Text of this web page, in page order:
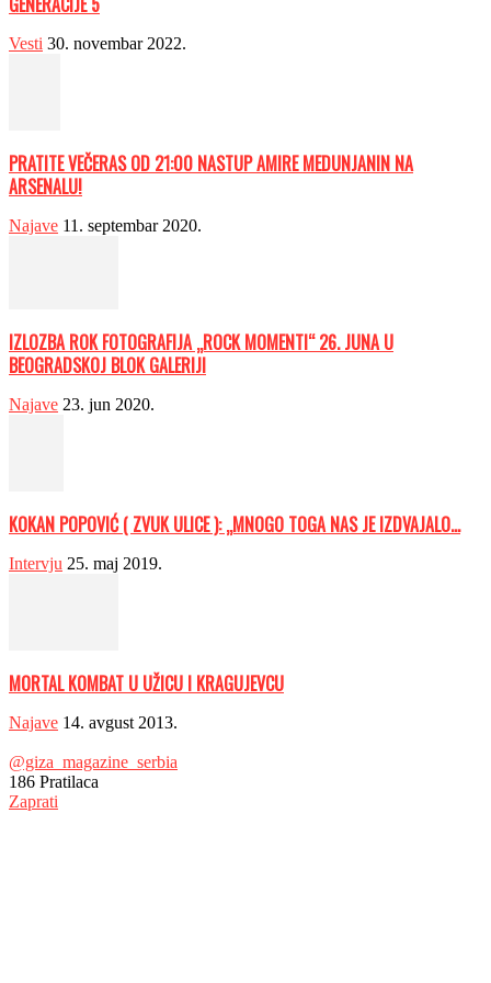
Vesti 30. novembar 2022.
PRATITE VEČERAS OD 21:00 NASTUP AMIRE MEDUNJANIN NA
ARSENALU!
Najave 11. septembar 2020.
IZLOZBA ROK FOTOGRAFIJA „ROCK MOMENTI“ 26. JUNA U
BEOGRADSKOJ BLOK GALERIJI
Najave 23. jun 2020.
KOKAN POPOVIĆ ( ZVUK ULICE ): „MNOGO TOGA NAS JE IZDVAJALO...
Intervju 25. maj 2019.
MORTAL KOMBAT U UŽICU I KRAGUJEVCU
Najave 14. avgust 2013.
@giza_magazine_serbia
186 Pratilaca
Zaprati